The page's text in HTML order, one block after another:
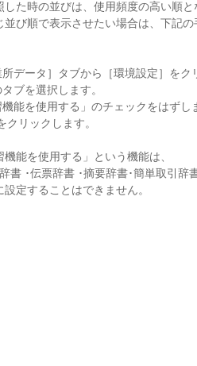
た時の並びは、使用頻度の高い順と
並び順で表示させたい場合は、下記
データ］タブから［環境設定］をク
ブを選択します。
能を使用する」のチェックをはずし
リックします。
能を使用する」という機能は、
書 ･伝票辞書 ･摘要辞書･簡単取引
定することはできません。